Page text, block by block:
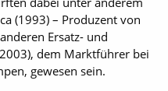
(1993) – Produzent von
Ersatz- und
dem Marktführer bei
gewesen sein.